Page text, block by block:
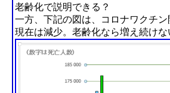
老齢化で説明できる？
一方、下記の図は、コロナワクチ
現在は減少。老齢化なら増え続けな